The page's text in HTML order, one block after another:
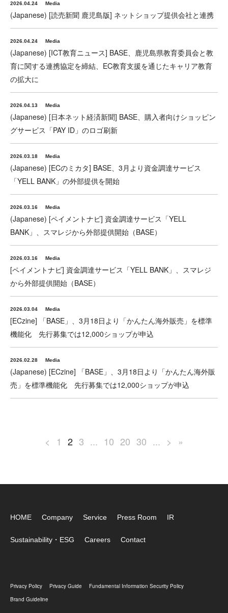
2026.04.24 Media
(Japanese) [読売新聞 鹿児島版] ネットショップ提供会社と連携
2026.04.24 Media
(Japanese) [ICT教育ニュース] BASE、鹿児島県教育委員会と教
育に関する連携協定を締結、EC教育支援を通じたキャリア教育
の拡大に
2026.04.13 Media
(Japanese) [日本ネット経済新聞] BASE、購入者向けショッピン
グサービス「PAY ID」のロゴ刷新
2026.03.18 Media
(Japanese) [ECのミカタ] BASE、3月より資金調達サービス
「YELL BANK」の外部提供を開始
2026.03.16 Media
(Japanese) [ペイメントナビ] 資金調達サービス「YELL
BANK」、スマレジから外部提供開始（BASE）
2026.03.16 Media
[ペイメントナビ] 資金調達サービス「YELL BANK」、スマレジ
から外部提供開始（BASE）
2026.03.04 Media
[ECzine] 「BASE」、3月18日より「かんたん海外販売」を標準
機能化 先行募集では12,000ショップが申込
2026.02.28 Media
(Japanese) [ECzine] 「BASE」、3月18日より「かんたん海外販
売」を標準機能化 先行募集では12,000ショップが申込
< 1 2 3 ... 10 20 30 ... > »
HOME Company Service Press Room IR
Sustainability・ESG Careers Contact
Privacy Policy Privacy Guide
Fundamental Information Security Policy
Brand Guideline